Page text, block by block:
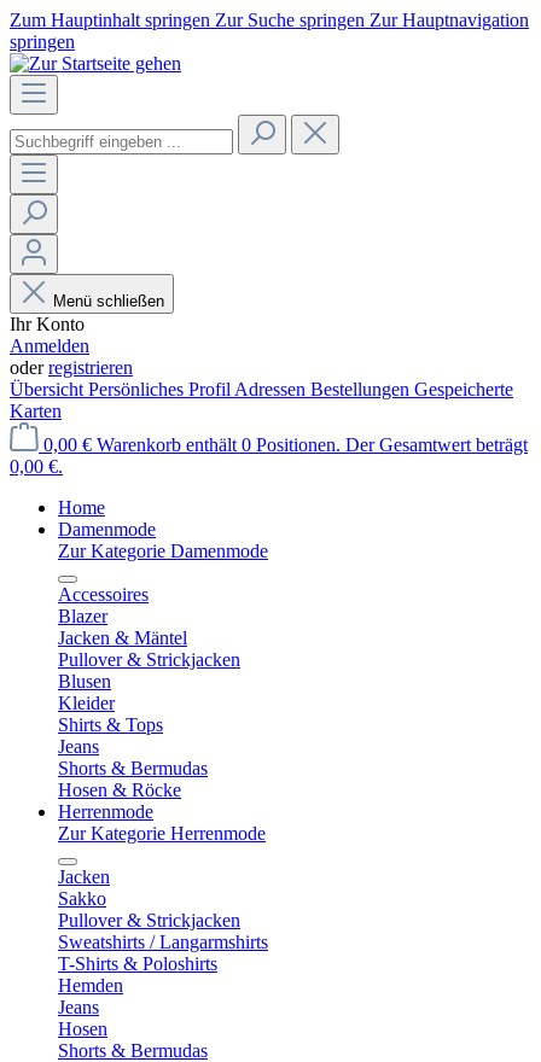
Zum Hauptinhalt springen Zur Suche springen Zur Hauptnavigation
springen
Menü schließen
Ihr Konto
Anmelden
oderregistrieren
Übersicht Persönliches Profil Adressen Bestellungen Gespeicherte
Karten
0,00 € Warenkorb enthält 0 Positionen. Der Gesamtwert beträgt
0,00 €.
Home
Damenmode
Zur Kategorie Damenmode
Accessoires
Blazer
Jacken & Mäntel
Pullover & Strickjacken
Blusen
Kleider
Shirts & Tops
Jeans
Shorts & Bermudas
Hosen & Röcke
Herrenmode
Zur Kategorie Herrenmode
Jacken
Sakko
Pullover & Strickjacken
Sweatshirts / Langarmshirts
T-Shirts & Poloshirts
Hemden
Jeans
Hosen
Shorts & Bermudas